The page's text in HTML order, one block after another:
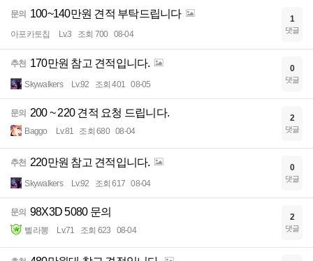
문의 100~140만원 견적 부탁드립니다
아포카토칩 Lv.3 조회 700 08-04
1
댓글
추천 170만원 참고 견적입니다.
Skywalkers Lv.92 조회 401 08-05
0
댓글
문의 200 ~ 220 견적 요청 드립니다.
Baggo Lv.81 조회 680 08-04
2
댓글
추천 220만원 참고 견적입니다.
Skywalkers Lv.92 조회 617 08-04
0
댓글
문의 98X3D 5080 문의
삘라뽕 Lv.71 조회 623 08-04
2
댓글